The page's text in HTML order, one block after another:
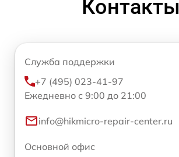
Контакты
Служба поддержки
+7 (495) 023-41-97
Ежедневно с 9:00 до 21:00
info@hikmicro-repair-center.ru
Основной офис